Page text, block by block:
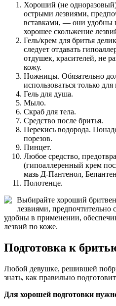
Хороший (не
острыми лезвиями,
вставками, — они удобны
хорошее скольжение
Гель/крем для бритья
следует отдавать
отдушек, красителей, не
кожу.
Ножницы. Обязательно
использоваться только
Гель для душа.
Мыло.
Скраб для тела.
Средство после бритья.
Перекись водорода.
порезов.
Пинцет.
Любое средство,
(гипоаллеренный крем
мазь Д-Пантенол,
Полотенце.
Выбирайте хороший
лезвиями,
удобны в применении,
лезвий по коже.
Подготовка к
Любой девушке, решившей
знать, как правильно
Для хорошей подготовки